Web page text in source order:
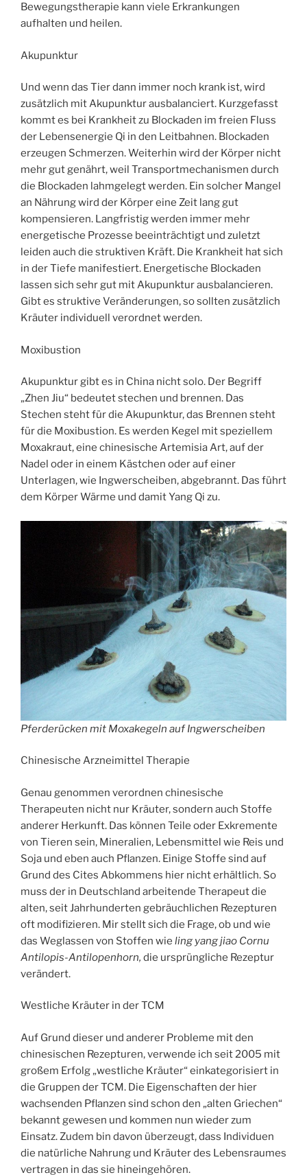
Bewegungstherapie kann viele Erkrankungen
aufhalten und heilen.
Akupunktur
Und wenn das Tier dann immer noch krank ist, wird
zusätzlich mit Akupunktur ausbalanciert. Kurzgefasst
kommt es bei Krankheit zu Blockaden im freien Fluss
der Lebensenergie Qi in den Leitbahnen. Blockaden
erzeugen Schmerzen. Weiterhin wird der Körper nicht
mehr gut genährt, weil Transportmechanismen durch
die Blockaden lahmgelegt werden. Ein solcher Mangel
an Nährung wird der Körper eine Zeit lang gut
kompensieren. Langfristig werden immer mehr
energetische Prozesse beeinträchtigt und zuletzt
leiden auch die struktiven Kräft. Die Krankheit hat sich
in der Tiefe manifestiert. Energetische Blockaden
lassen sich sehr gut mit Akupunktur ausbalancieren.
Gibt es struktive Veränderungen, so sollten zusätzlich
Kräuter individuell verordnet werden.
Moxibustion
Akupunktur gibt es in China nicht solo. Der Begriff
„Zhen Jiu“ bedeutet stechen und brennen. Das
Stechen steht für die Akupunktur, das Brennen steht
für die Moxibustion. Es werden Kegel mit speziellem
Moxakraut, eine chinesische Artemisia Art, auf der
Nadel oder in einem Kästchen oder auf einer
Unterlagen, wie Ingwerscheiben, abgebrannt. Das führt
dem Körper Wärme und damit Yang Qi zu.
Pferderücken mit Moxakegeln auf Ingwerscheiben
Chinesische Arzneimittel Therapie
Genau genommen verordnen chinesische
Therapeuten nicht nur Kräuter, sondern auch Stoffe
anderer Herkunft. Das können Teile oder Exkremente
von Tieren sein, Mineralien, Lebensmittel wie Reis und
Soja und eben auch Pflanzen. Einige Stoffe sind auf
Grund des Cites Abkommens hier nicht erhältlich. So
muss der in Deutschland arbeitende Therapeut die
alten, seit Jahrhunderten gebräuchlichen Rezepturen
oft modifizieren. Mir stellt sich die Frage, ob und wie
das Weglassen von Stoffen wie ling yang jiao Cornu
Antilopis-Antilopenhorn, die ursprüngliche Rezeptur
verändert.
Westliche Kräuter in der TCM
Auf Grund dieser und anderer Probleme mit den
chinesischen Rezepturen, verwende ich seit 2005 mit
großem Erfolg „westliche Kräuter“ einkategorisiert in
die Gruppen der TCM. Die Eigenschaften der hier
wachsenden Pflanzen sind schon den „alten Griechen“
bekannt gewesen und kommen nun wieder zum
Einsatz. Zudem bin davon überzeugt, dass Individuen
die natürliche Nahrung und Kräuter des Lebensraumes
vertragen in das sie hineingehören.